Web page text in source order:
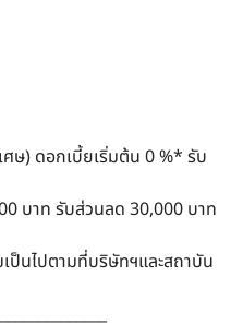
ษ) ดอกเบี้ยเริ่มต้น 0 %* รับ
บาท รับส่วนลด 30,000 บาท
เป็นไปตามที่บริษัทฯและสถาบัน